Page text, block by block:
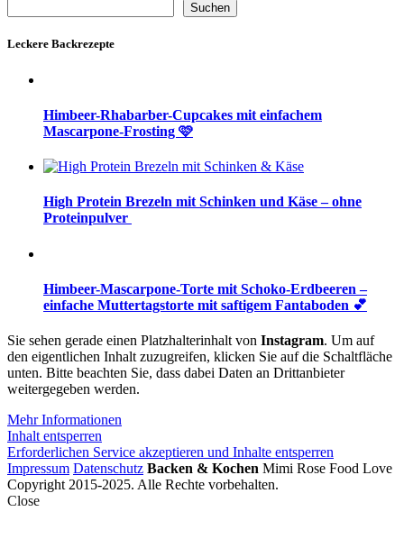
Suchen
Leckere Backrezepte
Himbeer-Rhabarber-Cupcakes mit einfachem
Mascarpone-Frosting 🩷
High Protein Brezeln mit Schinken und Käse – ohne
Proteinpulver
Himbeer-Mascarpone-Torte mit Schoko-Erdbeeren –
einfache Muttertagstorte mit saftigem Fantaboden 💕
Sie sehen gerade einen Platzhalterinhalt von Instagram. Um auf
den eigentlichen Inhalt zuzugreifen, klicken Sie auf die Schaltfläche
unten. Bitte beachten Sie, dass dabei Daten an Drittanbieter
weitergegeben werden.
Mehr Informationen
Inhalt entsperren
Erforderlichen Service akzeptieren und Inhalte entsperren
Impressum Datenschutz Backen & Kochen Mimi Rose Food Love
Copyright 2015-2025. Alle Rechte vorbehalten.
Close